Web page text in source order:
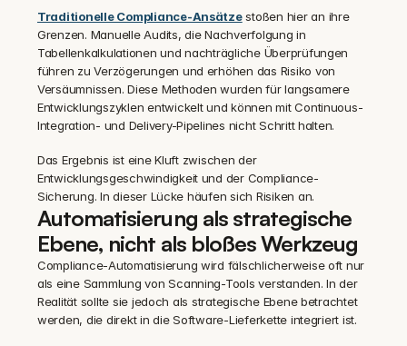
Traditionelle Compliance-Ansätze stoßen hier an ihre
Grenzen. Manuelle Audits, die Nachverfolgung in
Tabellenkalkulationen und nachträgliche Überprüfungen
führen zu Verzögerungen und erhöhen das Risiko von
Versäumnissen. Diese Methoden wurden für langsamere
Entwicklungszyklen entwickelt und können mit Continuous-
Integration- und Delivery-Pipelines nicht Schritt halten.
Das Ergebnis ist eine Kluft zwischen der
Entwicklungsgeschwindigkeit und der Compliance-
Sicherung. In dieser Lücke häufen sich Risiken an.
Automatisierung als strategische
Ebene, nicht als bloßes Werkzeug
Compliance-Automatisierung wird fälschlicherweise oft nur
als eine Sammlung von Scanning-Tools verstanden. In der
Realität sollte sie jedoch als strategische Ebene betrachtet
werden, die direkt in die Software-Lieferkette integriert ist.